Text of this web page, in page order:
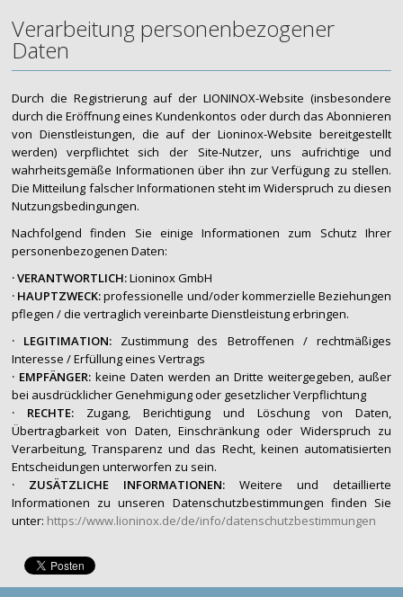
Verarbeitung personenbezogener
Daten
Durch die Registrierung auf der LIONINOX-Website (insbesondere
durch die Eröffnung eines Kundenkontos oder durch das Abonnieren
von Dienstleistungen, die auf der Lioninox-Website bereitgestellt
werden) verpflichtet sich der Site-Nutzer, uns aufrichtige und
wahrheitsgemäße Informationen über ihn zur Verfügung zu stellen.
Die Mitteilung falscher Informationen steht im Widerspruch zu diesen
Nutzungsbedingungen.
Nachfolgend finden Sie einige Informationen zum Schutz Ihrer
personenbezogenen Daten:
· VERANTWORTLICH:Lioninox GmbH
· HAUPTZWECK:professionelle und/oder kommerzielle Beziehungen
pflegen / die vertraglich vereinbarte Dienstleistung erbringen.
· LEGITIMATION: Zustimmung des Betroffenen / rechtmäßiges
Interesse / Erfüllung eines Vertrags
· EMPFÄNGER: keine Daten werden an Dritte weitergegeben, außer
bei ausdrücklicher Genehmigung oder gesetzlicher Verpflichtung
· RECHTE: Zugang, Berichtigung und Löschung von Daten,
Übertragbarkeit von Daten, Einschränkung oder Widerspruch zu
Verarbeitung, Transparenz und das Recht, keinen automatisierten
Entscheidungen unterworfen zu sein.
· ZUSÄTZLICHE INFORMATIONEN: Weitere und detaillierte
Informationen zu unseren Datenschutzbestimmungen finden Sie
unter: https://www.lioninox.de/de/info/datenschutzbestimmungen